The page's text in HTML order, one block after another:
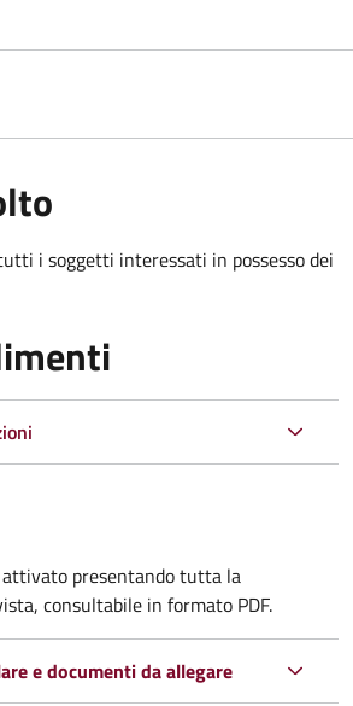
i soggetti interessati in possesso dei
attivato presentando tutta la
consultabile in formato PDF.
e documenti da allegare